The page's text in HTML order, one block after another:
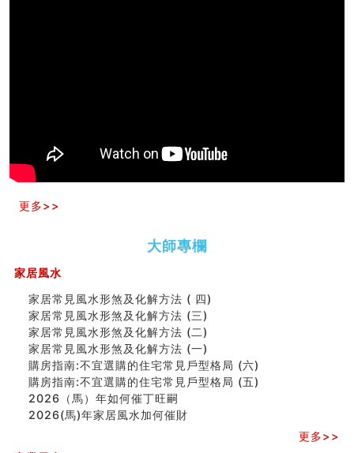
同年同月同日同时同地生命运为何却完全不同？
商舖大門的風水原則 (上)
家居常見風水形煞及化解方法 (三)
六爻測住宅風水 (五)
一篇文章解答八字命理所有困惑
汽车风水
姓名字义玄机藏凶吉
玄空本义(十)
六爻占卜预测考试结果
四墓库真诠
套房風水怎麼看？ 租屋風水禁忌有哪些？搬家禁忌要注
精选1500个五行属金的字
更多>>
大師專欄
家居風水
家居常見風水形煞及化解方法 ( 四)
家居常見風水形煞及化解方法 (三)
家居常見風水形煞及化解方法 (二)
家居常見風水形煞及化解方法 (一)
購房指南:不宜選購的住宅常見戶型格局 (六)
購房指南:不宜選購的住宅常見戶型格局 (五)
2026（馬）年如何催丁旺嗣
2026(馬)年家居風水加何催財
更多>>